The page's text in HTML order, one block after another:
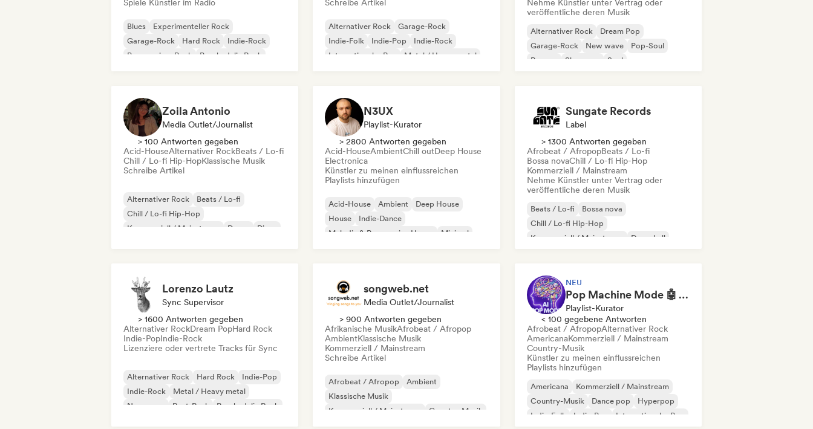
Spiele Künstler im Radio
Blues
Experimenteller Rock
Garage-Rock
Hard Rock
Indie-Rock
Progressiver Rock
Psychedelic Rock
Schreibe Artikel
Alternativer Rock
Garage-Rock
Indie-Folk
Indie-Pop
Indie-Rock
Internationaler Rap
Metal / Heavy metal
Nehme Künstler unter Vertrag oder
veröffentliche deren Musik
Alternativer Rock
Dream Pop
Garage-Rock
New wave
Pop-Soul
Reggae
Shoegaze Soul
Zoila Antonio
Media Outlet/Journalist
> 100 Antworten gegeben
Acid-HouseAlternativer RockBeats / Lo-fi
Chill / Lo-fi Hip-HopKlassische Musik
Schreibe Artikel
Alternativer Rock
Beats / Lo-fi
Chill / Lo-fi Hip-Hop
Kommerziell / Mainstream
Dance
Disco
N3UX
Playlist-Kurator
> 2800 Antworten gegeben
Acid-HouseAmbientChill outDeep House
Electronica
Künstler zu meinen einflussreichen
Playlists hinzufügen
Acid-House Ambient
Deep House
House
Indie-Dance
Melodic & Progressive House
Minimal
Sungate Records
Label
> 1300 Antworten gegeben
Afrobeat / AfropopBeats / Lo-fi
Bossa novaChill / Lo-fi Hip-Hop
Kommerziell / Mainstream
Nehme Künstler unter Vertrag oder
veröffentliche deren Musik
Beats / Lo-fi
Bossa nova
Chill / Lo-fi Hip-Hop
Kommerziell / Mainstream
Dancehall
Lorenzo Lautz
Sync Supervisor
> 1600 Antworten gegeben
Alternativer RockDream PopHard Rock
Indie-PopIndie-Rock
Lizenziere oder vertrete Tracks für Sync
Alternativer Rock Hard Rock
Indie-Pop
Indie-Rock
Metal / Heavy metal
New wave
Post-Punk Psychedelic Rock
songweb.net
Media Outlet/Journalist
> 900 Antworten gegeben
Afrikanische MusikAfrobeat / Afropop
AmbientKlassische Musik
Kommerziell / Mainstream
Schreibe Artikel
Afrobeat / Afropop
Ambient
Klassische Musik
Kommerziell / Mainstream
Country-Musik
NEU
Pop Machine Mode 🤖 AI Music, Indie Pop & Dream Pop
Playlist-Kurator
< 100 gegebene Antworten
Afrobeat / AfropopAlternativer Rock
AmericanaKommerziell / Mainstream
Country-Musik
Künstler zu meinen einflussreichen
Playlists hinzufügen
Americana
Kommerziell / Mainstream
Country-Musik
Dance pop
Hyperpop
Indie-Folk
Indie-Pop Internationaler Pop